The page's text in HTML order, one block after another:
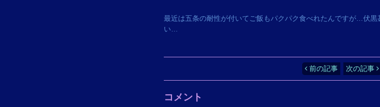
最近は五条の耐性が付いてご飯もパクパク食べれたんですが…
い…
前の記事 次の記事
コメント